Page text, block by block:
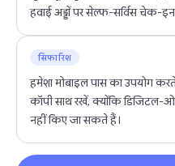
हवाई अड्डों पर सेल्फ-सर्विस चेक-
सिफारिश
हमेशा मोबाइल पास का उपयोग करते
कॉपी साथ रखें, क्योंकि डिजिटल-
नहीं किए जा सकते हैं।